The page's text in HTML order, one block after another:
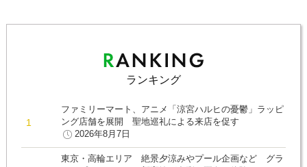
ランキング
ファミリーマート、アニメ「涼宮ハルヒの憂鬱」ラッピ
ング店舗を展開 聖地巡礼による来店を促す
2026年8月7日
東京・高輪エリア 絶景夕涼みやプール企画など グラ